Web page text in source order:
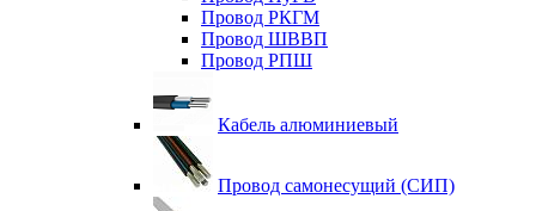
Провод РКГМ
Провод ШВВП
Провод РПШ
Кабель алюминиевый
Провод самонесущий (СИП)